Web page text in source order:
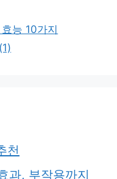
능 10가지
천
과, 부작용까지